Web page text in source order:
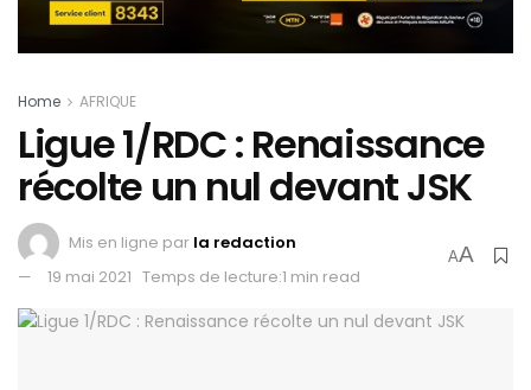
Home AFRIQUE
Ligue 1/RDC : Renaissance
récolte un nul devant JSK
Mis en ligne par la redaction
19 mai 2021 Temps de lecture:1 min read
AA